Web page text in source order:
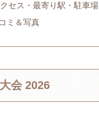
セス・最寄り駅・駐車場
ミ＆写真
会 2026